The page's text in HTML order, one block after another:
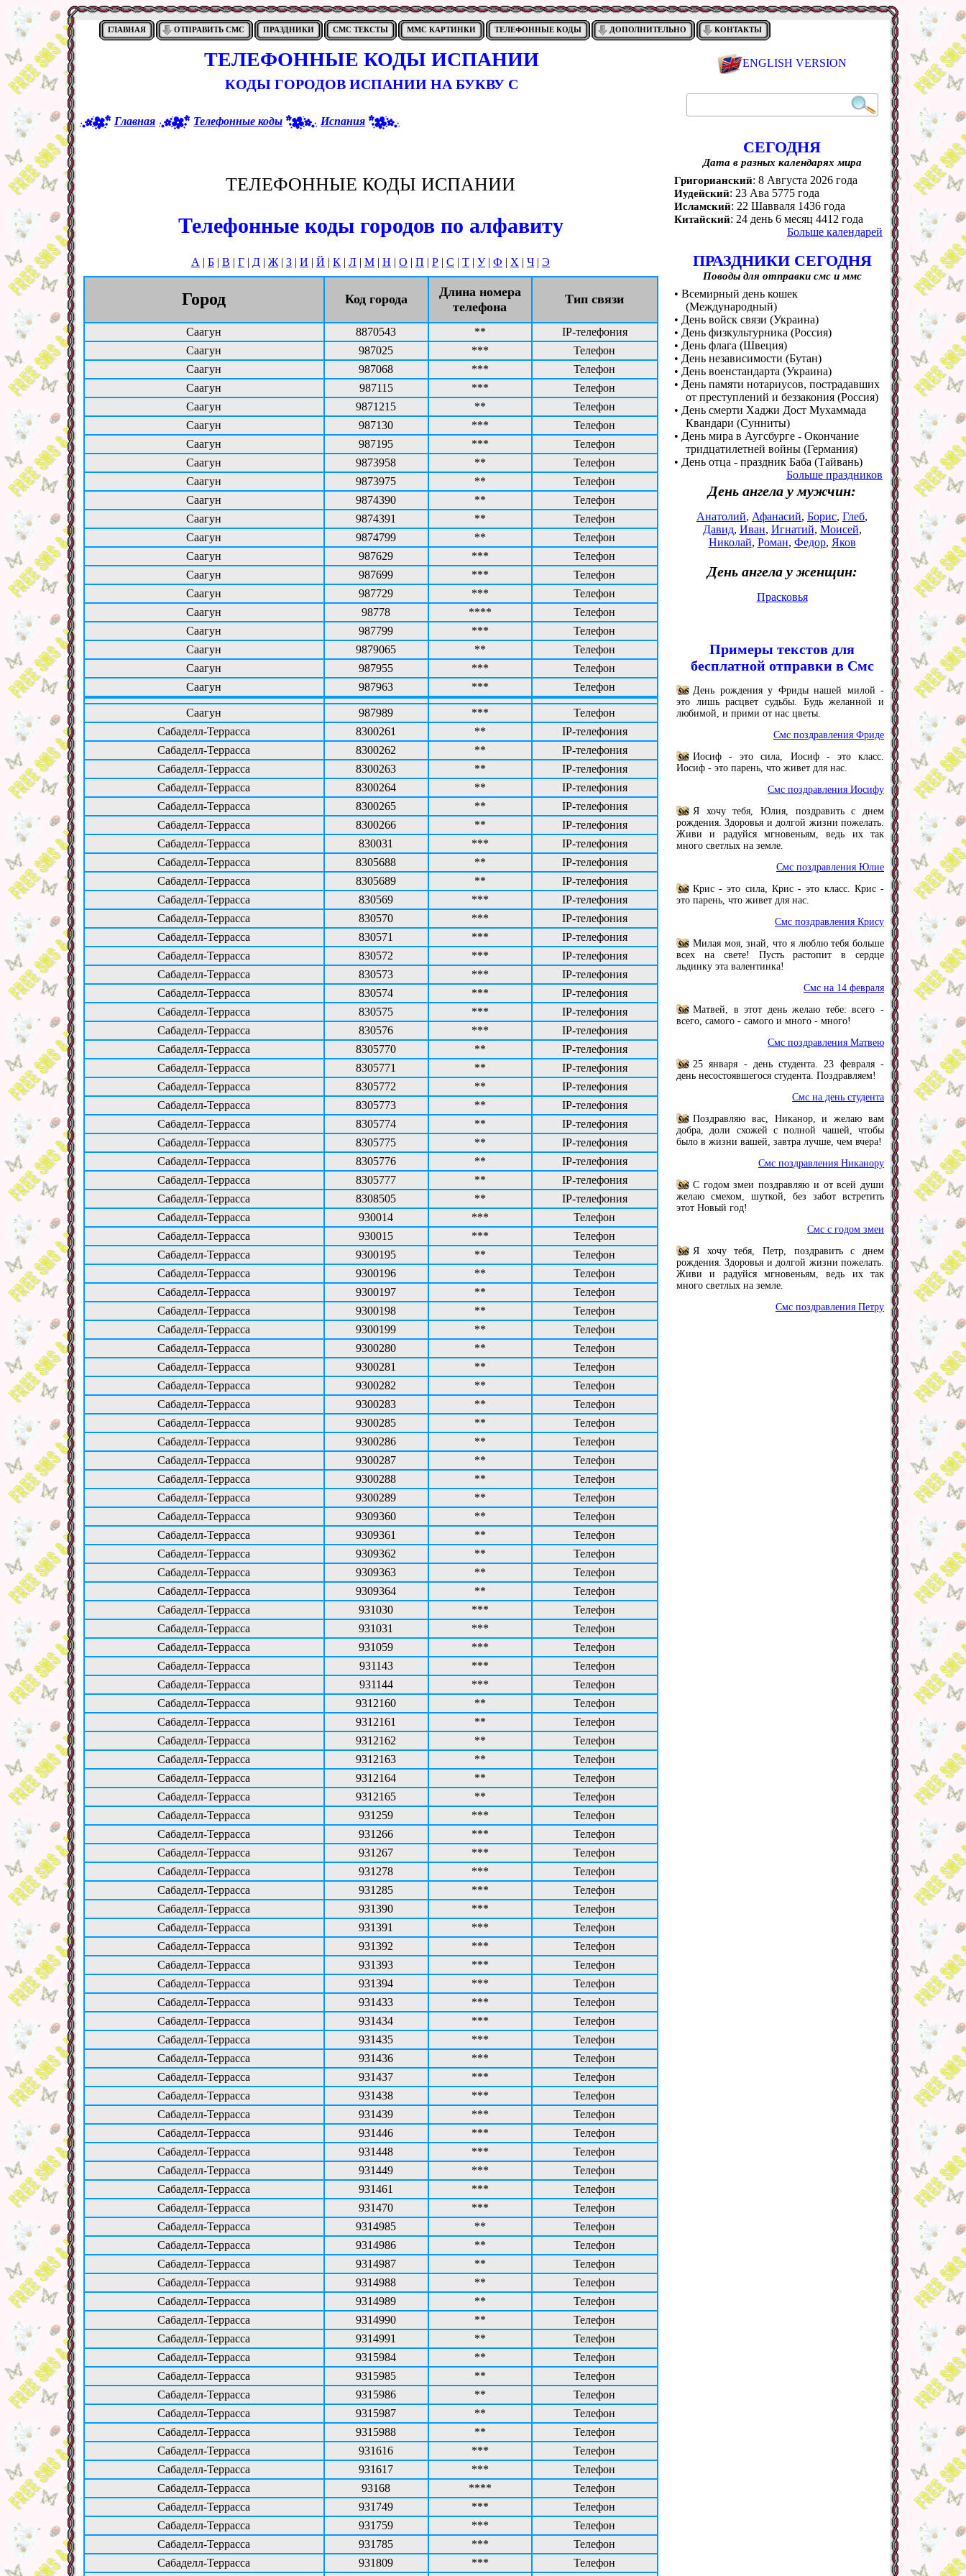
ГЛАВНАЯ ОТПРАВИТЬ СМС ПРАЗДНИКИ СМС ТЕКСТЫ ММС КАРТИНКИ ТЕЛЕФОННЫЕ КОДЫ ДОПОЛНИТЕЛЬНО КОНТАКТЫ
ТЕЛЕФОННЫЕ КОДЫ ИСПАНИИ
КОДЫ ГОРОДОВ ИСПАНИИ НА БУКВУ С
Главная Телефонные коды Испания
ТЕЛЕФОННЫЕ КОДЫ ИСПАНИИ
Телефонные коды городов по алфавиту
А | Б | В | Г | Д | Ж | З | И | Й | К | Л | М | Н | О | П | Р | С | Т | У| Ф | Х | Ч | Э
Город Код города
Длина номера
телефона
Тип связи
Саагун 8870543 **
IP-телефония
Саагун
987025 ***
Телефон
Саагун
987068 ***
Телефон
Саагун
987115 ***
Телефон
Саагун
9871215 **
Телефон
Саагун
987130 ***
Телефон
Саагун
987195 ***
Телефон
Саагун
9873958 **
Телефон
Саагун
9873975 **
Телефон
Саагун
9874390 **
Телефон
Саагун
9874391 **
Телефон
Саагун
9874799 **
Телефон
Саагун
987629 ***
Телефон
Саагун
987699 ***
Телефон
Саагун
987729 ***
Телефон
Саагун
98778 ****
Телефон
Саагун
987799 ***
Телефон
Саагун
9879065 **
Телефон
Саагун
987955 ***
Телефон
Саагун
987963 *** Телефон
Саагун 987989 ***
Телефон
Сабаделл-Террасса
8300261 **
IP-телефония
Сабаделл-Террасса
8300262 **
IP-телефония
Сабаделл-Террасса
8300263 **
IP-телефония
Сабаделл-Террасса
8300264 **
IP-телефония
Сабаделл-Террасса
8300265 **
IP-телефония
Сабаделл-Террасса
8300266 **
IP-телефония
Сабаделл-Террасса
830031 ***
IP-телефония
Сабаделл-Террасса
8305688 **
IP-телефония
Сабаделл-Террасса
8305689 **
IP-телефония
Сабаделл-Террасса
830569 ***
IP-телефония
Сабаделл-Террасса
830570 ***
IP-телефония
Сабаделл-Террасса
830571 ***
IP-телефония
Сабаделл-Террасса
830572 ***
IP-телефония
Сабаделл-Террасса
830573 ***
IP-телефония
Сабаделл-Террасса
830574 ***
IP-телефония
Сабаделл-Террасса
830575 ***
IP-телефония
Сабаделл-Террасса
830576 ***
IP-телефония
Сабаделл-Террасса
8305770 **
IP-телефония
Сабаделл-Террасса
8305771 **
IP-телефония
Сабаделл-Террасса
8305772 **
IP-телефония
Сабаделл-Террасса
8305773 **
IP-телефония
Сабаделл-Террасса
8305774 **
IP-телефония
Сабаделл-Террасса
8305775 **
IP-телефония
Сабаделл-Террасса
8305776 **
IP-телефония
Сабаделл-Террасса
8305777 **
IP-телефония
Сабаделл-Террасса
8308505 **
IP-телефония
Сабаделл-Террасса
930014 ***
Телефон
Сабаделл-Террасса
930015 ***
Телефон
Сабаделл-Террасса
9300195 **
Телефон
Сабаделл-Террасса
9300196 **
Телефон
Сабаделл-Террасса
9300197 **
Телефон
Сабаделл-Террасса
9300198 **
Телефон
Сабаделл-Террасса
9300199 **
Телефон
Сабаделл-Террасса
9300280 **
Телефон
Сабаделл-Террасса
9300281 **
Телефон
Сабаделл-Террасса
9300282 **
Телефон
Сабаделл-Террасса
9300283 **
Телефон
Сабаделл-Террасса
9300285 **
Телефон
Сабаделл-Террасса
9300286 **
Телефон
Сабаделл-Террасса
9300287 **
Телефон
Сабаделл-Террасса
9300288 **
Телефон
Сабаделл-Террасса
9300289 **
Телефон
Сабаделл-Террасса
9309360 **
Телефон
Сабаделл-Террасса
9309361 **
Телефон
Сабаделл-Террасса
9309362 **
Телефон
Сабаделл-Террасса
9309363 **
Телефон
Сабаделл-Террасса
9309364 **
Телефон
Сабаделл-Террасса
931030 ***
Телефон
Сабаделл-Террасса
931031 ***
Телефон
Сабаделл-Террасса
931059 ***
Телефон
Сабаделл-Террасса
931143 ***
Телефон
Сабаделл-Террасса
931144 ***
Телефон
Сабаделл-Террасса
9312160 **
Телефон
Сабаделл-Террасса
9312161 **
Телефон
Сабаделл-Террасса
9312162 **
Телефон
Сабаделл-Террасса
9312163 **
Телефон
Сабаделл-Террасса
9312164 **
Телефон
Сабаделл-Террасса
9312165 **
Телефон
Сабаделл-Террасса
931259 ***
Телефон
Сабаделл-Террасса
931266 ***
Телефон
Сабаделл-Террасса
931267 ***
Телефон
Сабаделл-Террасса
931278 ***
Телефон
Сабаделл-Террасса
931285 ***
Телефон
Сабаделл-Террасса
931390 ***
Телефон
Сабаделл-Террасса
931391 ***
Телефон
Сабаделл-Террасса
931392 ***
Телефон
Сабаделл-Террасса
931393 ***
Телефон
Сабаделл-Террасса
931394 ***
Телефон
Сабаделл-Террасса
931433 ***
Телефон
Сабаделл-Террасса
931434 ***
Телефон
Сабаделл-Террасса
931435 ***
Телефон
Сабаделл-Террасса
931436 ***
Телефон
Сабаделл-Террасса
931437 ***
Телефон
Сабаделл-Террасса
931438 ***
Телефон
Сабаделл-Террасса
931439 ***
Телефон
Сабаделл-Террасса
931446 ***
Телефон
Сабаделл-Террасса
931448 ***
Телефон
Сабаделл-Террасса
931449 ***
Телефон
Сабаделл-Террасса
931461 ***
Телефон
Сабаделл-Террасса
931470 ***
Телефон
Сабаделл-Террасса
9314985 **
Телефон
Сабаделл-Террасса
9314986 **
Телефон
Сабаделл-Террасса
9314987 **
Телефон
Сабаделл-Террасса
9314988 **
Телефон
Сабаделл-Террасса
9314989 **
Телефон
Сабаделл-Террасса
9314990 **
Телефон
Сабаделл-Террасса
9314991 **
Телефон
Сабаделл-Террасса
9315984 **
Телефон
Сабаделл-Террасса
9315985 **
Телефон
Сабаделл-Террасса
9315986 **
Телефон
Сабаделл-Террасса
9315987 **
Телефон
Сабаделл-Террасса
9315988 **
Телефон
Сабаделл-Террасса
931616 ***
Телефон
Сабаделл-Террасса
931617 ***
Телефон
Сабаделл-Террасса
93168 ****
Телефон
Сабаделл-Террасса
931749 ***
Телефон
Сабаделл-Террасса
931759 ***
Телефон
Сабаделл-Террасса
931785 ***
Телефон
Сабаделл-Террасса
931809 ***
Телефон
ENGLISH VERSION
СЕГОДНЯ
Дата в разных календарях мира
Григорианский: 8 Августа 2026 года
Иудейский: 23 Ава 5775 года
Исламский: 22 Шавваля 1436 года
Китайский: 24 день 6 месяц 4412 года
Больше календарей
ПРАЗДНИКИ СЕГОДНЯ
Поводы для отправки смс и ммс
• Всемирный день кошек
(Международный)
• День войск связи (Украина)
• День физкультурника (Россия)
• День флага (Швеция)
• День независимости (Бутан)
• День военстандарта (Украина)
• День памяти нотариусов, пострадавших
от преступлений и беззакония (Россия)
• День смерти Хаджи Дост Мухаммада
Квандари (Сунниты)
• День мира в Аугсбурге - Окончание
тридцатилетней войны (Германия)
• День отца - праздник Баба (Тайвань)
Больше праздников
День ангела у мужчин:
Анатолий, Афанасий, Борис, Глеб,
Давид, Иван, Игнатий, Моисей,
Николай, Роман, Федор, Яков
День ангела у женщин:
Прасковья
Примеры текстов для
бесплатной отправки в Смс
День рождения у Фриды нашей милой -
это лишь расцвет судьбы. Будь желанной и
любимой, и прими от нас цветы.
Смс поздравления Фриде
Иосиф - это сила, Иосиф - это класс.
Иосиф - это парень, что живет для нас.
Смс поздравления Иосифу
Я хочу тебя, Юлия, поздравить с днем
рождения. Здоровья и долгой жизни пожелать.
Живи и радуйся мгновеньям, ведь их так
много светлых на земле.
Смс поздравления Юлие
Крис - это сила, Крис - это класс. Крис -
это парень, что живет для нас.
Смс поздравления Крису
Милая моя, знай, что я люблю тебя больше
всех на свете! Пусть растопит в сердце
льдинку эта валентинка!
Смс на 14 февраля
Матвей, в этот день желаю тебе: всего -
всего, самого - самого и много - много!
Смс поздравления Матвею
25 января - день студента. 23 февраля -
день несостоявшегося студента. Поздравляем!
Смс на день студента
Поздравляю вас, Никанор, и желаю вам
добра, доли схожей с полной чашей, чтобы
было в жизни вашей, завтра лучше, чем вчера!
Смс поздравления Никанору
С годом змеи поздравляю и от всей души
желаю смехом, шуткой, без забот встретить
этот Новый год!
Смс с годом змеи
Я хочу тебя, Петр, поздравить с днем
рождения. Здоровья и долгой жизни пожелать.
Живи и радуйся мгновеньям, ведь их так
много светлых на земле.
Смс поздравления Петру